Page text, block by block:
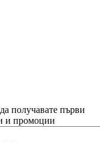
получавате първи
и промоции